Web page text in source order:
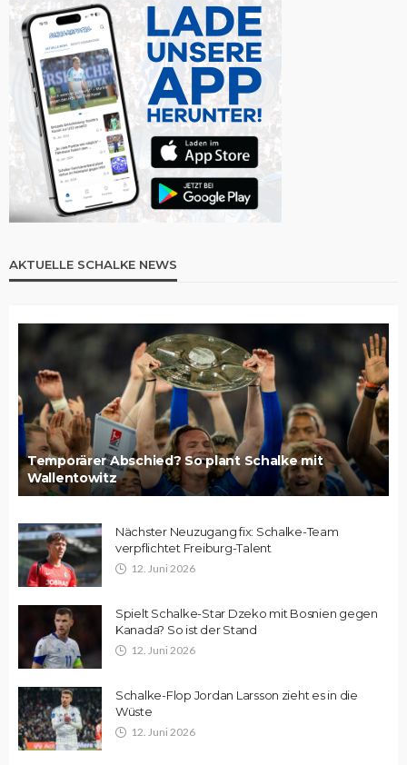
AKTUELLE SCHALKE NEWS
Temporärer Abschied? So plant Schalke mit
Wallentowitz
Nächster Neuzugang fix: Schalke-Team
verpflichtet Freiburg-Talent
12. Juni 2026
Spielt Schalke-Star Dzeko mit Bosnien gegen
Kanada? So ist der Stand
12. Juni 2026
Schalke-Flop Jordan Larsson zieht es in die
Wüste
12. Juni 2026